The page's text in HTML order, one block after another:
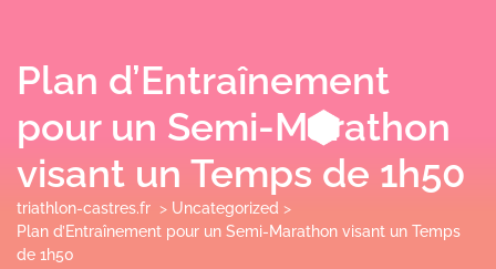
Plan d’Entraînement
pour un Semi-Marathon
visant un Temps de 1h50
triathlon-castres.fr > Uncategorized >
Plan d’Entraînement pour un Semi-Marathon visant un Temps
de 1h50